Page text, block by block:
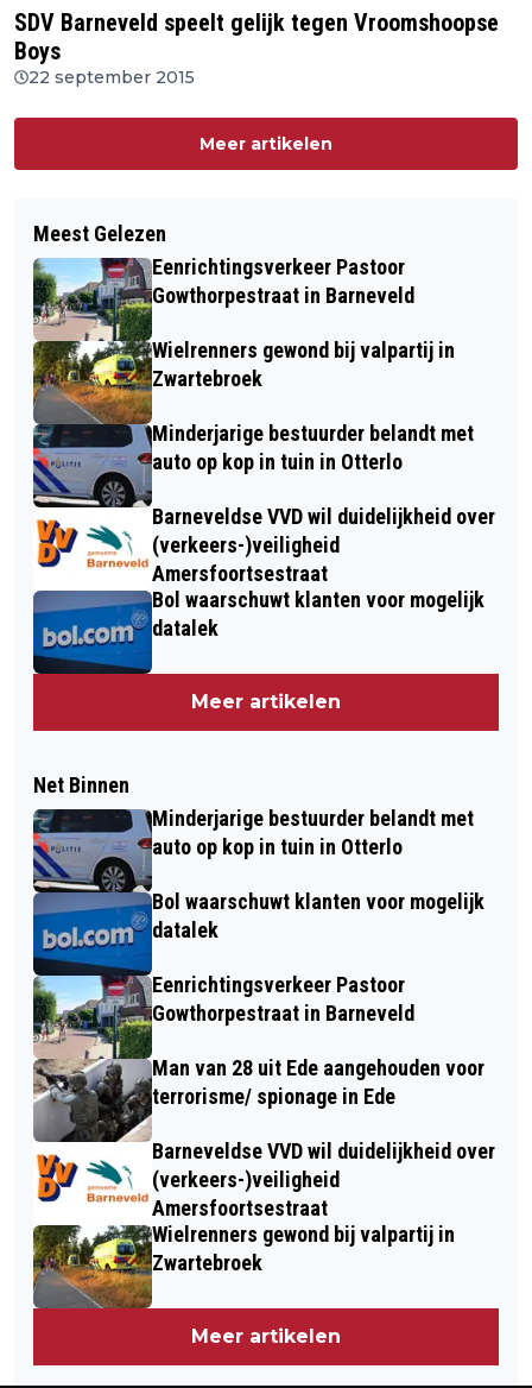
SDV Barneveld speelt gelijk tegen Vroomshoopse
Boys
22 september 2015
Meer artikelen
Meest Gelezen
Eenrichtingsverkeer Pastoor
Gowthorpestraat in Barneveld
Wielrenners gewond bij valpartij in
Zwartebroek
Minderjarige bestuurder belandt met
auto op kop in tuin in Otterlo
Barneveldse VVD wil duidelijkheid over
(verkeers-)veiligheid
Amersfoortsestraat
Bol waarschuwt klanten voor mogelijk
datalek
Meer artikelen
Net Binnen
Minderjarige bestuurder belandt met
auto op kop in tuin in Otterlo
Bol waarschuwt klanten voor mogelijk
datalek
Eenrichtingsverkeer Pastoor
Gowthorpestraat in Barneveld
Man van 28 uit Ede aangehouden voor
terrorisme/ spionage in Ede
Barneveldse VVD wil duidelijkheid over
(verkeers-)veiligheid
Amersfoortsestraat
Wielrenners gewond bij valpartij in
Zwartebroek
Meer artikelen